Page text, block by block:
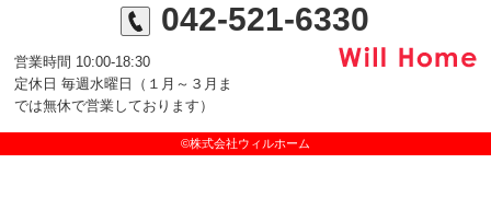
042-521-6330
営業時間 10:00-18:30
定休日 毎週水曜日（１月～３月ま
では無休で営業しております）
©株式会社ウィルホーム